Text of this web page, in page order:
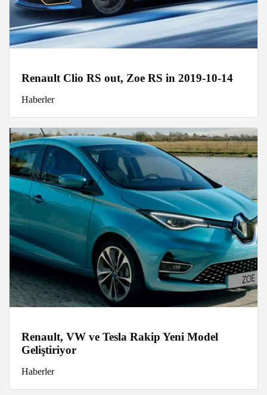
Renault Clio RS out, Zoe RS in 2019-10-14
Haberler
Renault, VW ve Tesla Rakip Yeni Model
Geliştiriyor
Haberler